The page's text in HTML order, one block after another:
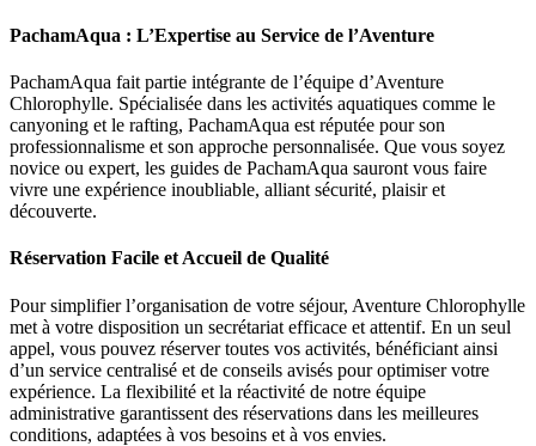
PachamAqua : L’Expertise au Service de l’Aventure
PachamAqua fait partie intégrante de l’équipe d’Aventure
Chlorophylle. Spécialisée dans les activités aquatiques comme le
canyoning et le rafting, PachamAqua est réputée pour son
professionnalisme et son approche personnalisée. Que vous soyez
novice ou expert, les guides de PachamAqua sauront vous faire
vivre une expérience inoubliable, alliant sécurité, plaisir et
découverte.
Réservation Facile et Accueil de Qualité
Pour simplifier l’organisation de votre séjour, Aventure Chlorophylle
met à votre disposition un secrétariat efficace et attentif. En un seul
appel, vous pouvez réserver toutes vos activités, bénéficiant ainsi
d’un service centralisé et de conseils avisés pour optimiser votre
expérience. La flexibilité et la réactivité de notre équipe
administrative garantissent des réservations dans les meilleures
conditions, adaptées à vos besoins et à vos envies.